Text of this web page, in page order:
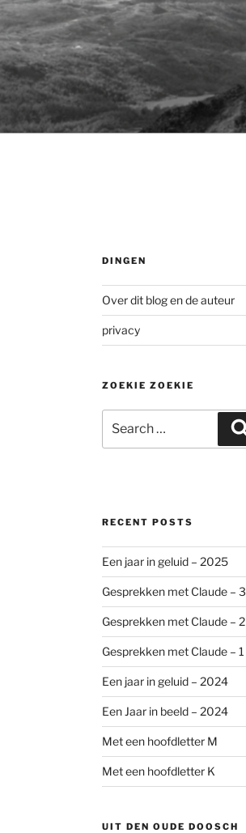
DINGEN
Over dit blog en de auteur
privacy
ZOEKIE ZOEKIE
for:
RECENT POSTS
Een jaar in geluid – 2025
Gesprekken met Claude – 3
Gesprekken met Claude – 2
Gesprekken met Claude – 1
Een jaar in geluid – 2024
Een Jaar in beeld – 2024
Met een hoofdletter M
Met een hoofdletter K
UIT DEN OUDE DOOSCH